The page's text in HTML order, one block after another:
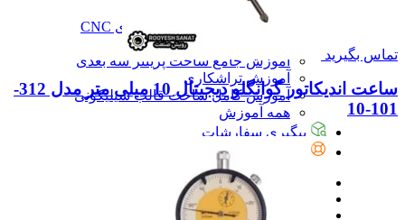
آموزش
آموزش نرم‌افزار G-code برای CNC
آموزش نرم‌افزار سالیدورک
آموزش جامع ساخت پرینتر سه بعدی
آموزش تراشکاری
آموزش کامل ساخت قالب سیلیکونی
همه آموزش
پیگیری سفارشات
تماس بگیرید
ساعت اندیکاتور گوانگلو دیجیتال 10 میلی متر مدل 312-
101-10